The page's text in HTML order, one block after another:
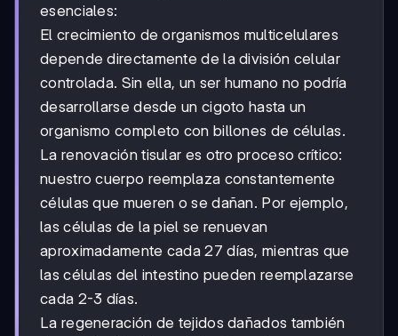
esenciales:
El crecimiento de organismos multicelulares
depende directamente de la división celular
controlada. Sin ella, un ser humano no podría
desarrollarse desde un cigoto hasta un
organismo completo con billones de células.
La renovación tisular es otro proceso crítico:
nuestro cuerpo reemplaza constantemente
células que mueren o se dañan. Por ejemplo,
las células de la piel se renuevan
aproximadamente cada 27 días, mientras que
las células del intestino pueden reemplazarse
cada 2-3 días.
La regeneración de tejidos dañados también